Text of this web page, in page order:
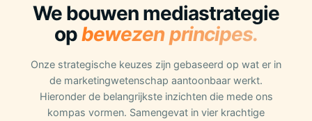
We bouwen mediastrategie
opbewezen principes.
Onze strategische keuzes zijn gebaseerd op wat er in
de marketingwetenschap aantoonbaar werkt.
Hieronder de belangrijkste inzichten die mede ons
kompas vormen. Samengevat in vier krachtige